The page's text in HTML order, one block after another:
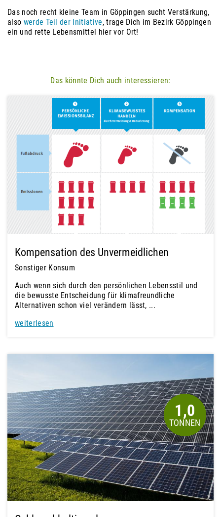
Das noch recht kleine Team in Göppingen sucht Verstärkung,
also werde Teil der Initiative, trage Dich im Bezirk Göppingen
ein und rette Lebensmittel hier vor Ort!
Das könnte Dich auch interessieren:
Kompensation des Unvermeidlichen
Sonstiger Konsum
Auch wenn sich durch den persönlichen Lebensstil und
die bewusste Entscheidung für klimafreundliche
Alternativen schon viel verändern lässt, ...
weiterlesen
1,0